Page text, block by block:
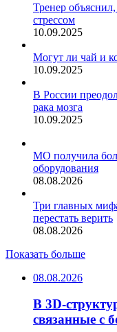
Тренер
стрессом
10.09.2025
Могут ли чай и
10.09.2025
В России
рака мозга
10.09.2025
МО получила
оборудования
08.08.2026
Три главных
перестать верить
08.08.2026
Показать больше
08.08.2026
В 3D-
связанные с